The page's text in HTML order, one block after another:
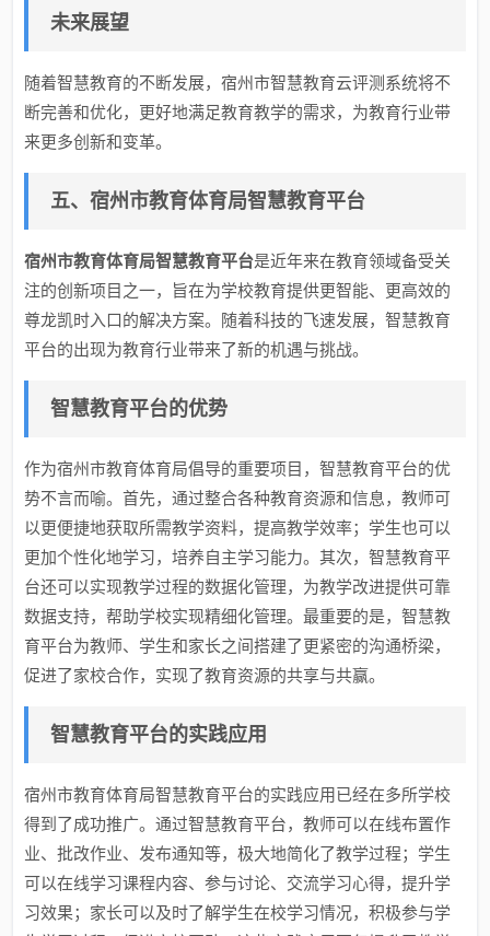
未来展望
随着智慧教育的不断发展，宿州市智慧教育云评测系统将不
断完善和优化，更好地满足教育教学的需求，为教育行业带
来更多创新和变革。
五、宿州市教育体育局智慧教育平台
宿州市教育体育局智慧教育平台是近年来在教育领域备受关
注的创新项目之一，旨在为学校教育提供更智能、更高效的
尊龙凯时入口的解决方案。随着科技的飞速发展，智慧教育
平台的出现为教育行业带来了新的机遇与挑战。
智慧教育平台的优势
作为宿州市教育体育局倡导的重要项目，智慧教育平台的优
势不言而喻。首先，通过整合各种教育资源和信息，教师可
以更便捷地获取所需教学资料，提高教学效率；学生也可以
更加个性化地学习，培养自主学习能力。其次，智慧教育平
台还可以实现教学过程的数据化管理，为教学改进提供可靠
数据支持，帮助学校实现精细化管理。最重要的是，智慧教
育平台为教师、学生和家长之间搭建了更紧密的沟通桥梁，
促进了家校合作，实现了教育资源的共享与共赢。
智慧教育平台的实践应用
宿州市教育体育局智慧教育平台的实践应用已经在多所学校
得到了成功推广。通过智慧教育平台，教师可以在线布置作
业、批改作业、发布通知等，极大地简化了教学过程；学生
可以在线学习课程内容、参与讨论、交流学习心得，提升学
习效果；家长可以及时了解学生在校学习情况，积极参与学